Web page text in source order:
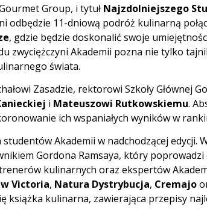
Group, i tytuł Najzdolniejszego
odbędzie 11-dniową podróż kulinarną
, gdzie będzie doskonalić swoje
zwyciężczyni Akademii pozna nie tylko
świata.
Zasadzie, rektorowi Szkoły Głównej
i Mateuszowi Rutkowskiemu.
ich wspaniałych wyników w
Akademii w nadchodzącej edycji.
Gordona Ramsaya, który
kulinarnych oraz ekspertów
Victoria, Natura Dystrybucja, Cremajo
książka kulinarna, zawierająca przepisy